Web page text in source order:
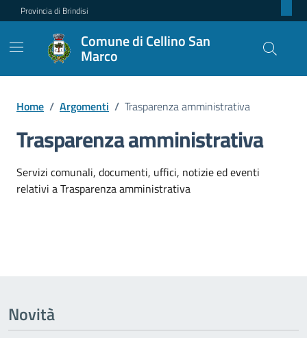
Provincia di Brindisi
Comune di Cellino San
Marco
Home / Argomenti / Trasparenza amministrativa
Trasparenza amministrativa
Dettagli dell'argomento
Servizi comunali, documenti, uffici, notizie ed eventi
relativi a Trasparenza amministrativa
Novità